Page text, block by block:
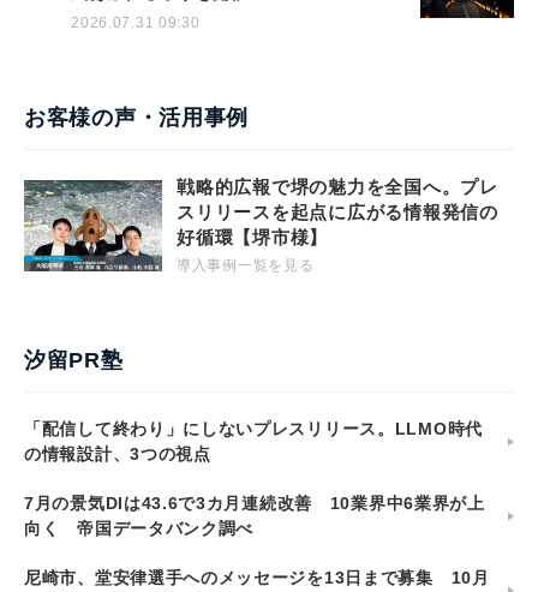
2026.07.31 09:30
お客様の声・活用事例
戦略的広報で堺の魅力を全国へ。プレ
スリリースを起点に広がる情報発信の
好循環【堺市様】
導入事例一覧を見る
汐留PR塾
「配信して終わり」にしないプレスリリース。LLMO時代
の情報設計、3つの視点
7月の景気DIは43.6で3カ月連続改善 10業界中6業界が上
向く 帝国データバンク調べ
尼崎市、堂安律選手へのメッセージを13日まで募集 10月